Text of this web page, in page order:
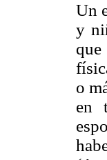
Un
y
o
en